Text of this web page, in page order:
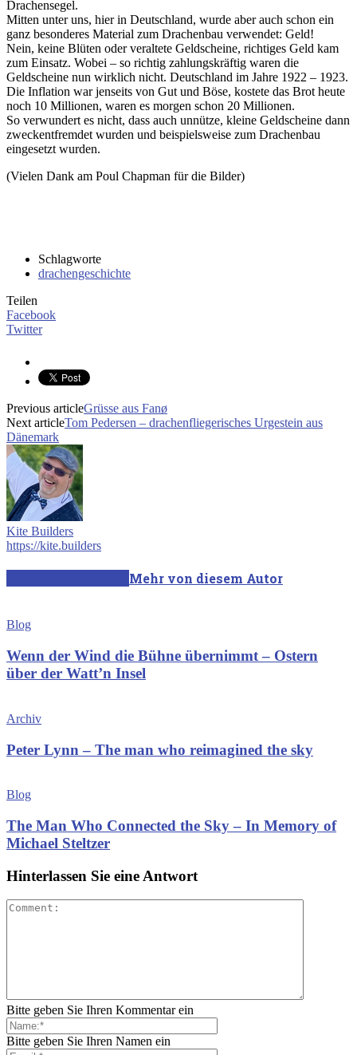
Drachensegel.
Mitten unter uns, hier in Deutschland, wurde aber auch schon ein
ganz besonderes Material zum Drachenbau verwendet: Geld!
Nein, keine Blüten oder veraltete Geldscheine, richtiges Geld kam
zum Einsatz. Wobei – so richtig zahlungskräftig waren die
Geldscheine nun wirklich nicht. Deutschland im Jahre 1922 – 1923.
Die Inflation war jenseits von Gut und Böse, kostete das Brot heute
noch 10 Millionen, waren es morgen schon 20 Millionen.
So verwundert es nicht, dass auch unnütze, kleine Geldscheine dann
zweckentfremdet wurden und beispielsweise zum Drachenbau
eingesetzt wurden.
(Vielen Dank am Poul Chapman für die Bilder)
Schlagworte
drachengeschichte
Teilen
Facebook
Twitter
Previous articleGrüsse aus Fanø
Next articleTom Pedersen – drachenfliegerisches Urgestein aus
Dänemark
Kite Builders
https://kite.builders
Mehr von diesem Autor
Blog
Wenn der Wind die Bühne übernimmt – Ostern
über der Watt’n Insel
Archiv
Peter Lynn – The man who reimagined the sky
Blog
The Man Who Connected the Sky – In Memory of
Michael Steltzer
Hinterlassen Sie eine Antwort
Bitte geben Sie Ihren Kommentar ein
Bitte geben Sie Ihren Namen ein